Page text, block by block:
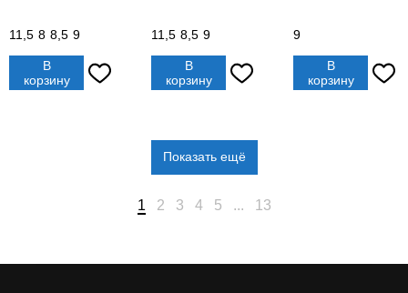
11,5 8 8,5 9
В
корзину
11,5 8,5 9
В
корзину
9
В
корзину
Показать ещё
1 2 3 4 5 ... 13